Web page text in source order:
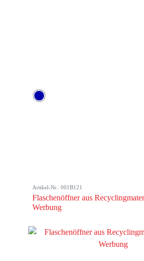
Artikel-Nr.: 001B121
Flaschenöffner aus
Werbung